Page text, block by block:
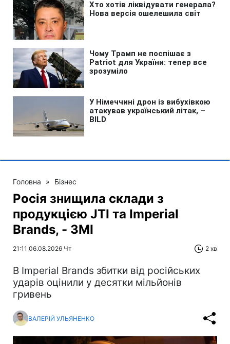
Головна » Бізнес
Росія знищила склади з
продукцією JTI та Imperial
Brands, - ЗМІ
21:11 06.08.2026 Чт 2 хв
В Imperial Brands збитки від російських
ударів оцінили у десятки мільйонів
гривень
ВАЛЕРІЙ УЛЬЯНЕНКО